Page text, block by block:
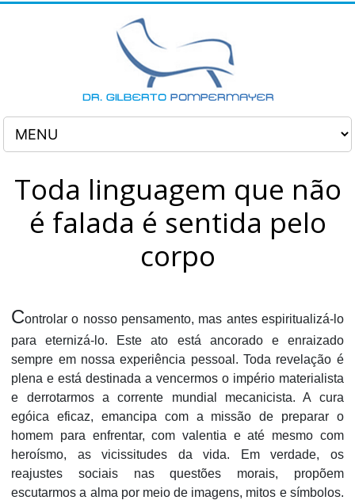
Toda linguagem que não
é falada é sentida pelo
corpo
Controlar o nosso pensamento, mas antes espiritualizá-lo
para eternizá-lo. Este ato está ancorado e enraizado
sempre em nossa experiência pessoal. Toda revelação é
plena e está destinada a vencermos o império materialista
e derrotarmos a corrente mundial mecanicista. A cura
egóica eficaz, emancipa com a missão de preparar o
homem para enfrentar, com valentia e até mesmo com
heroísmo, as vicissitudes da vida. Em verdade, os
reajustes sociais nas questões morais, propõem
escutarmos a alma por meio de imagens, mitos e símbolos.